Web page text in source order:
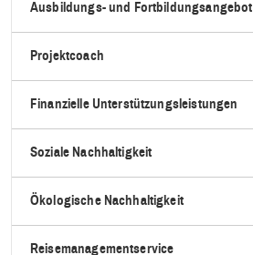
Ausbildungs- und Fortbildungsangebot
Projektcoach
Finanzielle Unterstützungsleistungen
Soziale Nachhaltigkeit
Ökologische Nachhaltigkeit
Reisemanagementservice